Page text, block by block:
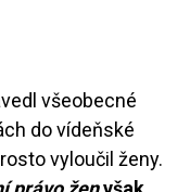
všeobecné
do vídeňské
vyloučil ženy.